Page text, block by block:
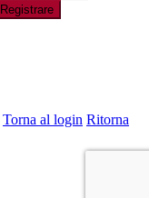
Registrare
Torna al login Ritorna